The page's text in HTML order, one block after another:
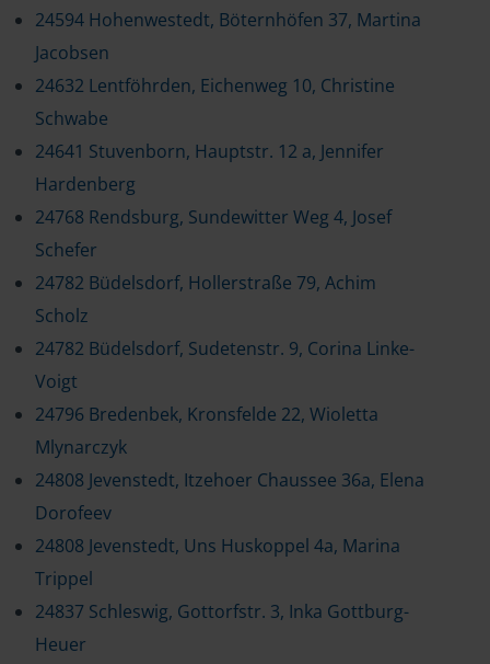
24594 Hohenwestedt, Böternhöfen 37, Martina
Jacobsen
24632 Lentföhrden, Eichenweg 10, Christine
Schwabe
24641 Stuvenborn, Hauptstr. 12 a, Jennifer
Hardenberg
24768 Rendsburg, Sundewitter Weg 4, Josef
Schefer
24782 Büdelsdorf, Hollerstraße 79, Achim
Scholz
24782 Büdelsdorf, Sudetenstr. 9, Corina Linke-
Voigt
24796 Bredenbek, Kronsfelde 22, Wioletta
Mlynarczyk
24808 Jevenstedt, Itzehoer Chaussee 36a, Elena
Dorofeev
24808 Jevenstedt, Uns Huskoppel 4a, Marina
Trippel
24837 Schleswig, Gottorfstr. 3, Inka Gottburg-
Heuer